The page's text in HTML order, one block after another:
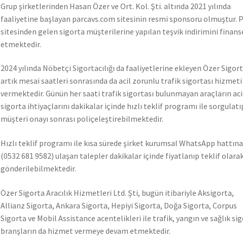
Grup şirketlerinden Hasan Özer ve Ort. Kol. Şti. altında 2021 yılında
faaliyetine başlayan parcavs.com sitesinin resmi sponsoru olmuştur.
sitesinden gelen sigorta müşterilerine yapılan teşvik indirimini
etmektedir.
2024 yılında Nöbetçi Sigortacılığı da faaliyetlerine ekleyen Özer
artık mesai saatleri sonrasında da acil zorunlu trafik sigortası hizmeti
vermektedir. Günün her saati trafik sigortası bulunmayan araçların
sigorta ihtiyaçlarını dakikalar içinde hızlı teklif programı ile
müşteri onayı sonrası poliçeleştirebilmektedir.
Hızlı teklif programı ile kısa sürede şirket kurumsal WhatsApp hattına
(0532 681 9582) ulaşan talepler dakikalar içinde fiyatlanıp teklif
gönderilebilmektedir.
Özer Sigorta Aracılık Hizmetleri Ltd. Şti, bugün itibariyle Aksigorta,
Allianz Sigorta, Ankara Sigorta, Hepiyi Sigorta, Doğa Sigorta, Corpus
Sigorta ve Mobil Assistance acentelikleri ile trafik, yangın ve sağlık
branşların da hizmet vermeye devam etmektedir.